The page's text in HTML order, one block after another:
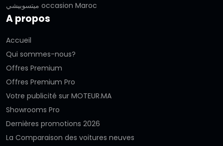
ميتسوبيشي occasion Maroc
A propos
Accueil
Qui sommes-nous?
Offres Premium
Offres Premium Pro
Votre publicité sur MOTEUR.MA
Showrooms Pro
Dernières promotions 2026
La Comparaison des voitures neuves